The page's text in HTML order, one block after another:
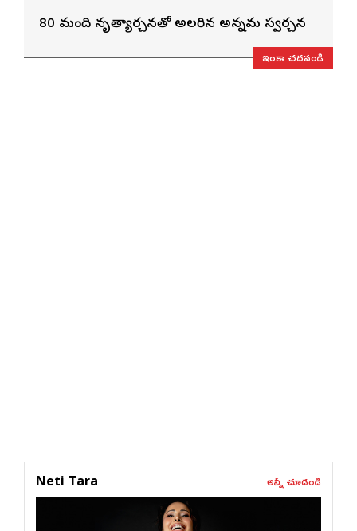
80 మంది నృత్యార్చనతో అలరారిన అన్నమ స్వరార్చన
ఇంకా చదవండి
Neti Tara అన్నీ చూడండి